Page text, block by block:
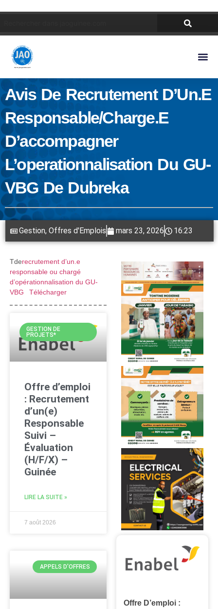
Avis De Recrutement D’Un.e
Responsable/charge.e
D’accompagner
L’operationnalisation Du GU-
VBG De Dubreka
Gestion, Offres d'Emplois mars 23, 2026 16:23
Tderecrutement d’un.e
responsable ou chargé
d’opérationnalisation du GU-
VBG
Télécharger
GESTION DE
PROJETS*
Offre d’emploi
: Recrutement
d’un(e)
Responsable
Suivi –
Évaluation
(H/F/X) –
Guinée
LIRE LA SUITE »
7 août 2026
APPELS D'OFFRES
Offre D’emploi :